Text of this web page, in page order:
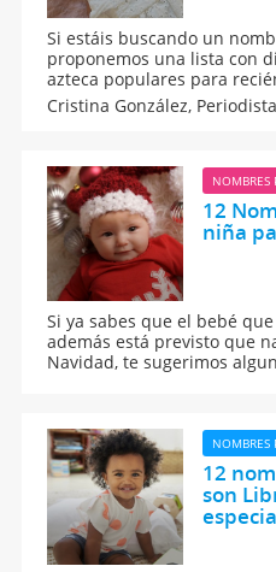
Si estáis buscando un
proponemos una lista con
azteca populares para
de origen náhuatl, una
mexicanos. Nombres
Cristina González, Periodista
NOMBRES
12
niña
Si ya sabes que el bebé
además está previsto que
Navidad, te sugerimos
opción para el nombre de tu
NOMBRES
12
son